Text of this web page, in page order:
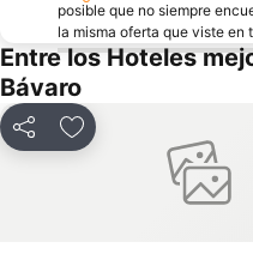
posible que no siempre
la misma oferta que viste en
Entre los Hoteles
Bávaro
CompartirAñadir a favoritos